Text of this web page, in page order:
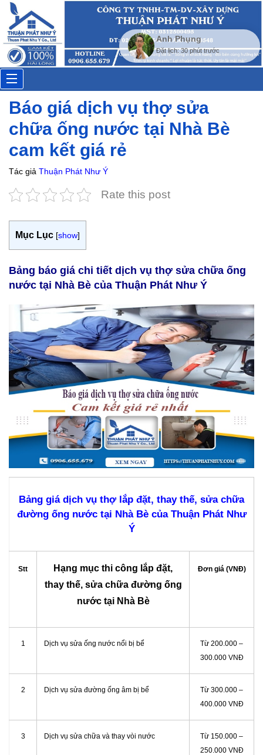
Toggle
navigation
Báo giá dịch vụ thợ sửa
chữa ống nước tại Nhà Bè
cam kết giá rẻ
Tác giả Thuận Phát Như Ý
Rate this post
Mục Lục [show]
Bảng báo giá chi tiết dịch vụ thợ sửa chữa ống
nước tại Nhà Bè của Thuận Phát Như Ý
Bảng giá dịch vụ thợ lắp đặt, thay thế, sửa chữa
đường ống nước tại Nhà Bè của Thuận Phát Như
Ý
Stt
Hạng mục thi công lắp đặt,
thay thế, sửa chữa đường ống
nước tại Nhà Bè
Đơn giá (VNĐ)
1 Dịch vụ sửa ống nước nổi bị bể
Từ 200.000 –
300.000 VNĐ
2 Dịch vụ sửa đường ống âm bị bể
Từ 300.000 –
400.000 VNĐ
3 Dịch vụ sửa chữa và thay vòi nước
Từ 150.000 –
250.000 VNĐ